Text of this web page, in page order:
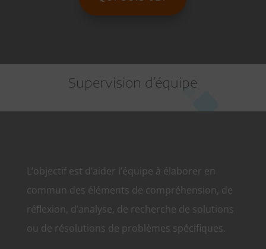
Supervision d’équipe
L’objectif est d’aider l’équipe à élaborer en
commun des éléments de compréhension, de
réflexion, d’analyse, de recherche de solutions
ou de résolutions de problèmes spécifiques.